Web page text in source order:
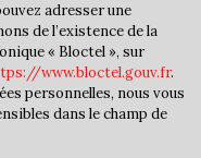
36 240
adresser une
de l’existence de la
« Bloctel », sur
www.bloctel.gouv.fr.
personnelles, nous vous
dans le champ de